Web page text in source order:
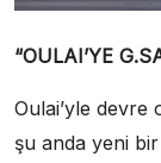
“OULAI’YE
Oulai’yle devre
şu anda yeni bir